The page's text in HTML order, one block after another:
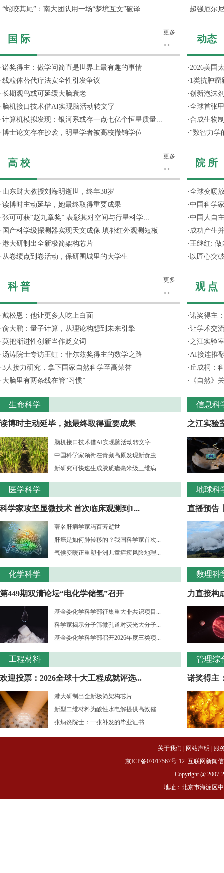
·“蛇咬其尾”：南大团队用一场“梦境互文”破译...
国 际
更多
>>
·诺奖得主：做学问简直是世界上最有趣的事情
·线粒体替代疗法安全性引发争议
·长期观鸟或可延缓大脑衰老
· 脑机接口技术借AI实现脑活动转文字
·计算机模拟发现：银河系或存一点七亿个恒星质量...
·博士论文存在抄袭，明星学者被高校撤销学位
高 校
更多
>>
· 山东财大教授刘海明逝世，终年38岁
·读博时主动延毕，她最终取得重要成果
·张可可获“赵九章奖” 表彰其对空间与行星科学...
· 国产科学级探测器实现天文成像 填补红外观测短板
·港大研制出全新极简架构芯片
· 从卷绩点到卷活动，保研围城里的大学生
科 普
更多
>>
·戴松恩：他让更多人吃上白面
·俞大鹏：量子计算，从理论构想到未来引擎
·莫把渐进性创新当作贬义词
·汤涛院士专访王虹：菲尔兹奖得主的数学之路
·3人接力研究，拿下国家自然科学至高荣誉
· 大脑里有两条线在管“习惯”
生命科学
读博时主动延毕，她最终取得重要成果
脑机接口技术借AI实现脑活动转文字
中国科学家领衔在青藏高原发现新食虫...
新研究可快速生成胶质瘤毫米级三维病...
医学科学
科学家攻坚显微技术 首次临床观测到1...
著名肝病学家冯百芳逝世
肝癌是如何肺转移的？我国科学家首次...
气候变暖正重塑非洲儿童疟疾风险地理...
化学科学
第449期双清论坛“电化学储氢”召开
基金委化学科学部征集重大非共识项目...
科学家揭示分子筛微孔道对荧光大分子...
基金委化学科学部召开2026年度三类项...
工程材料
欢迎投票：2026全球十大工程成就评选...
港大研制出全新极简架构芯片
新型二维材料为酸性水电解提供高效催...
张炳炎院士：一张补发的毕业证书
· 超强厄尔
动态
·2026美国
· 1类抗肿瘤
·创新泡沫
·全球首张
·合成生物
·“数智力学
院 所
·全球变暖
·中国科学
·中国人自
· 成功产生
· 王继红: 做
· 以匠心突
观 点
·诺奖得主
·让学术交
· 之江实验
·AI接连推
· 丘成桐：
·
《自然》
信息科
之江实验
地球科
直播预告
数理科
力直接构
管理综
诺奖得主
关于我们 网站声明
服
京ICP备07017567号-12 互联网新闻
Copyright @ 2007-
地址：北京市海淀区